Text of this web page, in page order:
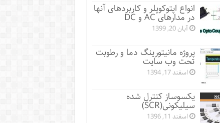
انواع اپتوکوپلر و کاربردهای آنها
در مدارهای AC و DC
آبان 20, 1399
پروژه مانيتورينگ دما و رطوبت
تحت وب سایت
اسفند 17, 1394
یکسوساز کنترل شده
سیلیکونی(SCR)
اسفند 11, 1396